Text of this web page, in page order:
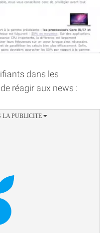
dans les
réagir aux news :